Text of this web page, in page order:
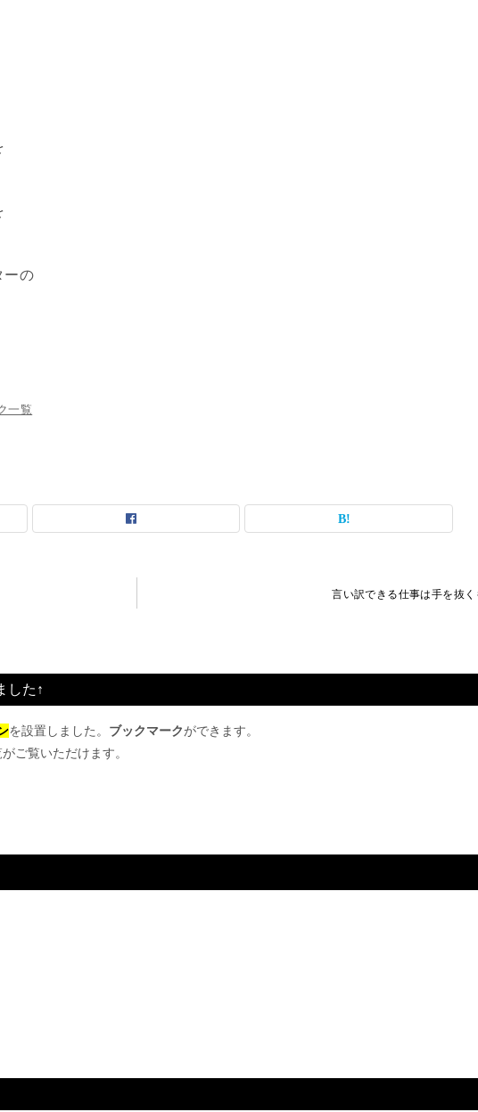
ーの
一覧
言い訳できる仕事は手を抜
した↑
を設置しました。 ブックマークができます。
ご覧いただけます。